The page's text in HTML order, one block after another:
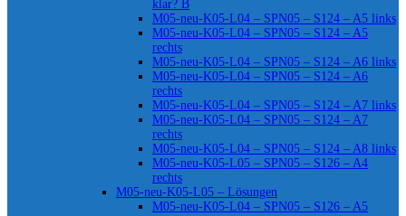
klar? B
M05-neu-K05-L04 – SPN05 – S124 – A5 links
M05-neu-K05-L04 – SPN05 – S124 – A5
rechts
M05-neu-K05-L04 – SPN05 – S124 – A6 links
M05-neu-K05-L04 – SPN05 – S124 – A6
rechts
M05-neu-K05-L04 – SPN05 – S124 – A7 links
M05-neu-K05-L04 – SPN05 – S124 – A7
rechts
M05-neu-K05-L04 – SPN05 – S124 – A8 links
M05-neu-K05-L05 – SPN05 – S126 – A4
rechts
M05-neu-K05-L05 – Lösungen
M05-neu-K05-L04 – SPN05 – S126 – A5